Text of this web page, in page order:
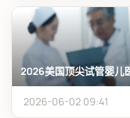
2026美国顶尖试管婴儿
2026-06-02 09:41